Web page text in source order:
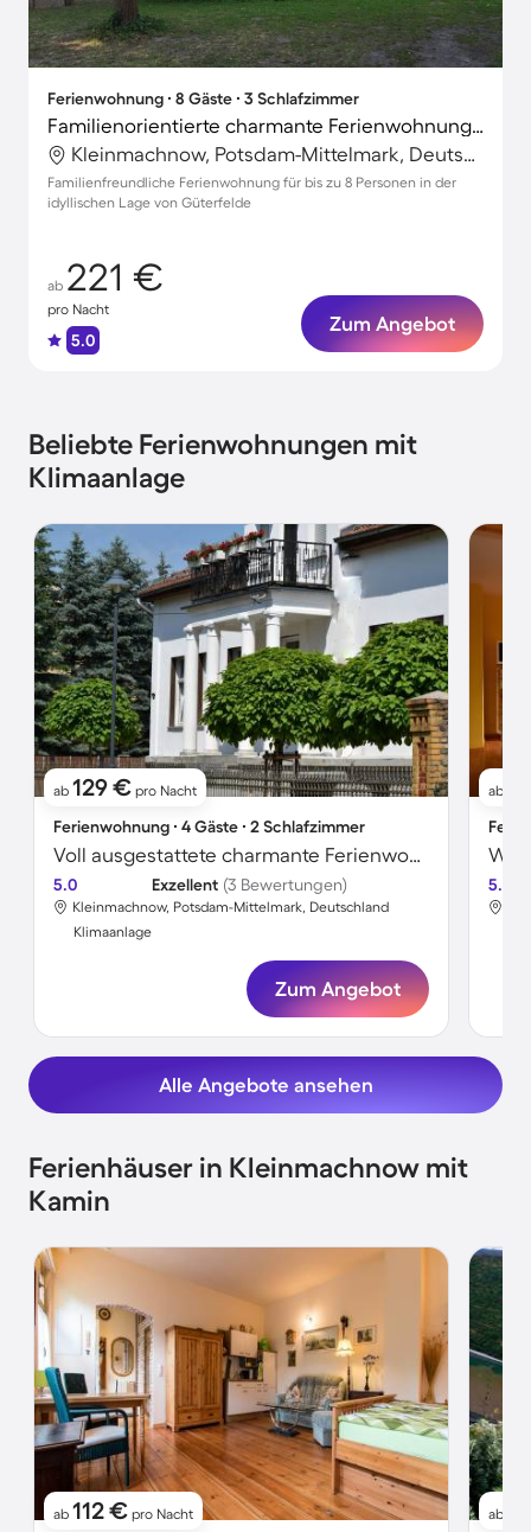
Ferienwohnung ∙ 8 Gäste ∙ 3 Schlafzimmer
Familienorientierte charmante Ferienwohnung | Ideal für Homeoffice
Kleinmachnow, Potsdam-Mittelmark, Deutschland
Familienfreundliche Ferienwohnung für bis zu 8 Personen in der
idyllischen Lage von Güterfelde
ab 221 €
pro Nacht
5.0
Zum Angebot
Beliebte Ferienwohnungen mit
Klimaanlage
ab 129 € pro Nacht
Ferienwohnung ∙ 4 Gäste ∙ 2 Schlafzimmer
Voll ausgestattete charmante Ferienwohnung | Haustierfreundlich
5.0 Exzellent (3 Bewertungen)
Kleinmachnow, Potsdam-Mittelmark, Deutschland
Klimaanlage
Zum Angebot
ab
5.0
Alle Angebote ansehen
Ferienhäuser in Kleinmachnow mit
Kamin
ab 112 € pro Nacht ab